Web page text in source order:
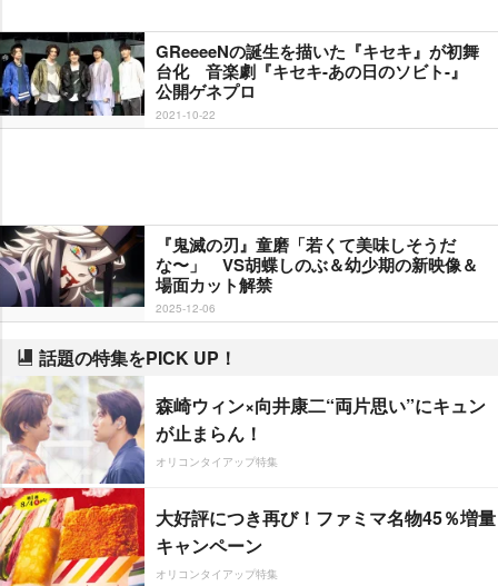
GReeeeNの誕生を描いた『キセキ』が初舞
台化 音楽劇『キセキ-あの日のソビト-』
公開ゲネプロ
2021-10-22
『鬼滅の刃』童磨「若くて美味しそうだ
な〜」 VS胡蝶しのぶ＆幼少期の新映像＆
場面カット解禁
2025-12-06
話題の特集をPICK UP！
森崎ウィン×向井康二“両片思い”にキュン
が止まらん！
オリコンタイアップ特集
大好評につき再び！ファミマ名物45％増量
キャンペーン
オリコンタイアップ特集